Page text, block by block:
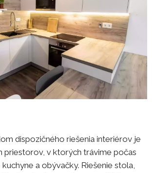
dispozičného riešenia interiérov je
priestorov, v ktorých trávime počas
a obývačky. Riešenie stola,